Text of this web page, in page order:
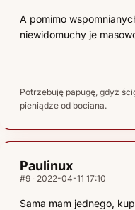
A pomimo
niewidomuchy je
Potrzebuję papugę, gdyż
pieniądze od bociana.
Paulinux
#9 2022-04-11 17:10
Sama mam jednego,